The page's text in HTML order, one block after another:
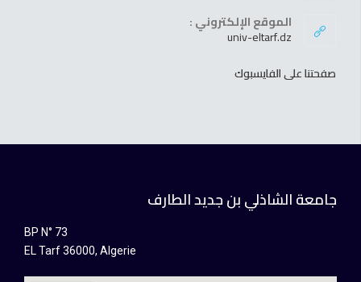
الموقع الإلكتروني :
univ-eltarf.dz
صفحتنا على الفايسبوك
جامعة الشاذلي بن جديد الطارف
BP N° 73
EL Tarf 36000, Algerie